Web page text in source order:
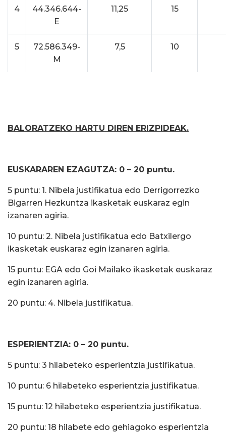
4
44.346.644-
E
11,25 15
5
72.586.349-
M
7,5 10
BALORATZEKO HARTU DIREN ERIZPIDEAK.
EUSKARAREN EZAGUTZA: 0 – 20 puntu.
5 puntu: 1. Nibela justifikatua edo Derrigorrezko
Bigarren Hezkuntza ikasketak euskaraz egin
izanaren agiria.
10 puntu: 2. Nibela justifikatua edo Batxilergo
ikasketak euskaraz egin izanaren agiria.
15 puntu: EGA edo Goi Mailako ikasketak euskaraz
egin izanaren agiria.
20 puntu: 4. Nibela justifikatua.
ESPERIENTZIA: 0 – 20 puntu.
5 puntu: 3 hilabeteko esperientzia justifikatua.
10 puntu: 6 hilabeteko esperientzia justifikatua.
15 puntu: 12 hilabeteko esperientzia justifikatua.
20 puntu: 18 hilabete edo gehiagoko esperientzia